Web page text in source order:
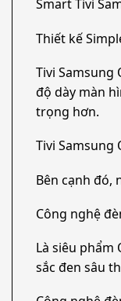
Smart Tivi
Thiết kế
Tivi Samsung
độ dày màn
trọng hơn.
Tivi Samsung
Bên cạnh đó,
Công nghệ
Là siêu phẩm
sắc đen sâu